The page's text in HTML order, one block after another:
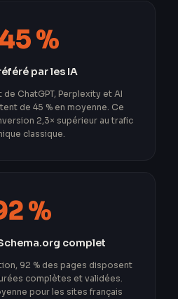
%
par les IA
ChatGPT, Perplexity et AI
de 45 % en moyenne. Ce
2,3× supérieur au trafic
classique.
%
complet
92 % des pages disposent
complètes et validées.
pour les sites français